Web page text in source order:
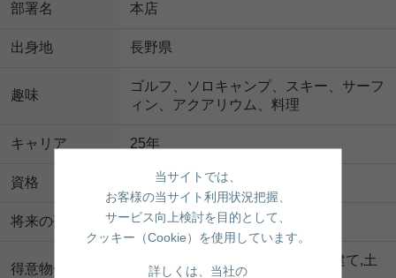
部署名 本店
出身地 長野県
趣味
ゴルフ、ソロキャンプ、スキー、サーフ
ィン、アクアリウム、料理
キャリア 25年
資格 宅地建物取引士
将来の夢 海辺の町でのんびり暮らしたい
得意物件
【売買物件】新築戸建て,中古戸建て,土
当サイトでは、
お客様の当サイト利用状況把握、
サービス向上検討を目的として、
クッキー（Cookie）を使用しています。
詳しくは、当社の